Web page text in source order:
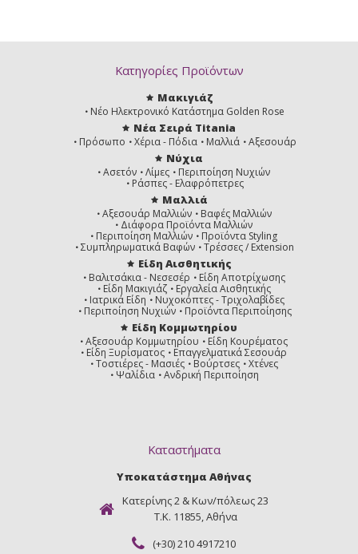
Κατηγορίες Προϊόντων
Μακιγιάζ
Νέο Ηλεκτρονικό Κατάστημα Golden Rose
Νέα Σειρά Titania
Πρόσωπο Χέρια - Πόδια Μαλλιά Αξεσουάρ
Νύχια
Ασετόν Λίμες
Περιποίηση Νυχιών
Ράσπες - Ελαφρόπετρες
Μαλλιά
Αξεσουάρ Μαλλιών
Βαφές Μαλλιών
Διάφορα Προϊόντα Μαλλιών
Περιποίηση Μαλλιών
Προϊόντα Styling
Συμπληρωματικά Βαφών
Τρέσσες / Extension
Είδη Αισθητικής
Βαλιτσάκια - Νεσεσέρ
Είδη Αποτρίχωσης
Είδη Μακιγιάζ
Εργαλεία Αισθητικής
Ιατρικά Είδη
Νυχοκόπτες - Τριχολαβίδες
Περιποίηση Νυχιών
Προϊόντα Περιποίησης
Είδη Κομμωτηρίου
Αξεσουάρ Κομμωτηρίου
Είδη Κουρέματος
Είδη Ξυρίσματος
Επαγγελματικά Σεσουάρ
Τοστιέρες - Μασιές
Βούρτσες
Χτένες
Ψαλίδια
Ανδρική Περιποίηση
Καταστήματα
Υποκατάστημα Αθήνας
Κατερίνης 2 & Κων/πόλεως 23
Τ.Κ. 11855, Αθήνα
(+30) 210 4917210